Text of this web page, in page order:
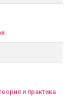
и практика